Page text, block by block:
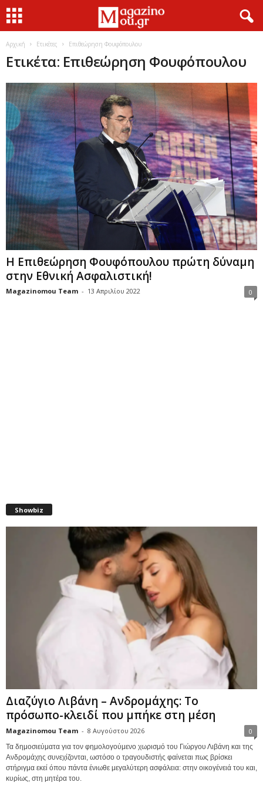
Αρχική Ετικέτες Επιθεώρηση Φουφόπουλου
Ετικέτα: Επιθεώρηση Φουφόπουλου
Η Επιθεώρηση Φουφόπουλου πρώτη δύναμη
στην Εθνική Ασφαλιστική!
Magazinomou Team - 13 Απριλίου 2022 0
Showbiz
Διαζύγιο Λιβάνη – Ανδρομάχης: Το
πρόσωπο-κλειδί που μπήκε στη μέση
Magazinomou Team - 8 Αυγούστου 2026 0
Τα δημοσιεύματα για τον φημολογούμενο χωρισμό του Γιώργου Λιβάνη και της
Ανδρομάχης συνεχίζονται, ωστόσο ο τραγουδιστής φαίνεται πως βρίσκει
στήριγμα εκεί όπου πάντα ένιωθε μεγαλύτερη ασφάλεια: στην οικογένειά του και,
κυρίως, στη μητέρα του.